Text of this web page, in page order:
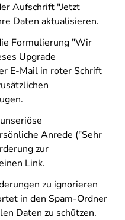
Aufschrift "Jetzt
Daten aktualisieren.
Formulierung "Wir
Upgrade
E-Mail in roter Schrift
Anrede ("Sehr
zur
Link.
zu ignorieren
in den Spam-Ordner
Daten zu schützen.